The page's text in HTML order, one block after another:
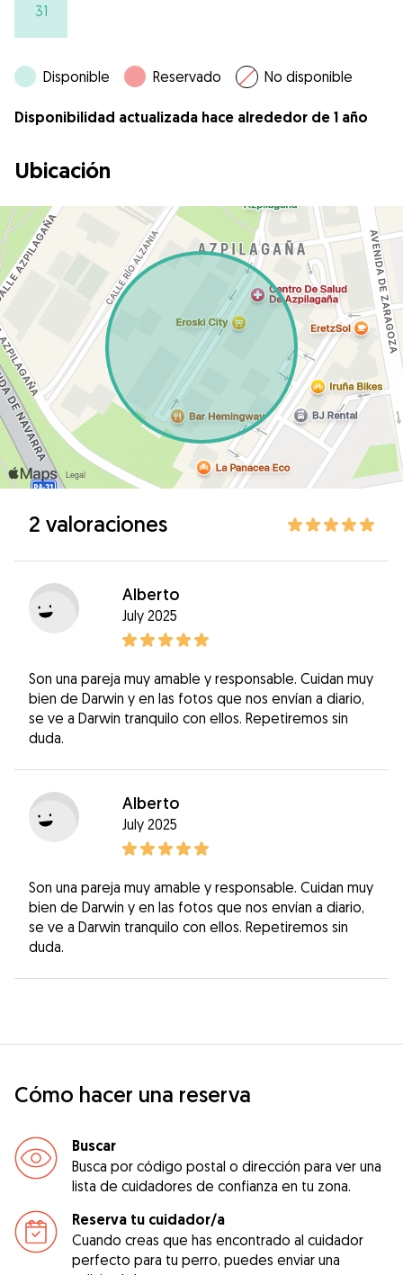
31
Disponible Reservado No disponible
Disponibilidad actualizada hace alrededor de 1 año
Ubicación
2 valoraciones
Alberto
July 2025
Son una pareja muy amable y responsable. Cuidan muy
bien de Darwin y en las fotos que nos envían a diario,
se ve a Darwin tranquilo con ellos. Repetiremos sin
duda.
Alberto
July 2025
Son una pareja muy amable y responsable. Cuidan muy
bien de Darwin y en las fotos que nos envían a diario,
se ve a Darwin tranquilo con ellos. Repetiremos sin
duda.
Cómo hacer una reserva
Buscar
Busca por código postal o dirección para ver una
lista de cuidadores de confianza en tu zona.
Reserva tu cuidador/a
Cuando creas que has encontrado al cuidador
perfecto para tu perro, puedes enviar una